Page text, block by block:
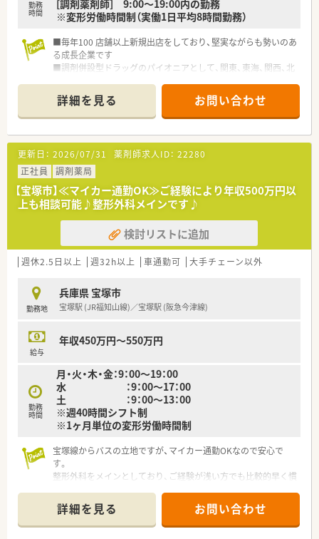
勤務
時間
[調剤薬剤師] 9:00～19:00内の勤務
※変形労働時間制（実働1日平均8時間勤務）
■毎年100 店舗以上新規出店をしており、堅実ながらも勢いのあ
る成長企業です
■調剤併設型ドラッグのパイオニアとして、関東、東海、関西、北
■研修制度は様々なプランがあり、集合研修だけでなく任意で受
講可能な研修も幅広く用意されています
■店舗で活躍する従業員、社外で活躍する従業員、将来経営幹部
となる従業員など、薬剤師として様々な活躍ができるフィールド
を用意されています
■総合薬剤師・調剤薬剤師（土日休み・19時までの勤務）どちらか
の働き方を選択できます
■調剤併設型だけでなく「医療モール・クリニック併設店舗」「敷
地内薬局」「訪問調剤特化型店舗」など様々な店舗を運営してい
ます
■在宅医療にも積極的取り組んでおり「訪問調剤特化型店舗」を
50店舗以上、無菌調剤室は業界最多の51店舗設置しています
■「プラチナくるみん認定企業」「健康経営優良法人2023（大規模
法人部門）認定」等を取得し一人ひとりが働きやすい環境が整備
■充実した研修制度、人事制度、評価制度、キャリア支援制度等
があるのも特徴です
詳細を見る お問い合わせ
更新日： 2026/07/31 薬剤師求人ID： 22280
正社員
調剤薬局
【宝塚市】≪マイカー通勤OK≫ご経験により年収500万円以
上も相談可能♪整形外科メインです♪
検討リストに追加
週休2.5日以上 週32h以上 車通勤可 大手チェーン以外
勤務地
兵庫県 宝塚市
宝塚駅 (JR福知山線)／宝塚駅 (阪急今津線)
給与
年収450万円～550万円
勤務
時間
月・火・木・金：9：00～19：00
水 ：9：00～17：00
土 ：9：00～13：00
※週40時間シフト制
※1ヶ月単位の変形労働時間制
宝塚線からバスの立地ですが、マイカー通勤OKなので安心で
す。
整形外科をメインとしており、ご経験が浅い方でも比較的早く慣
中抜けのないシフト制でメリハリつけて勤務できます。
詳細を見る お問い合わせ